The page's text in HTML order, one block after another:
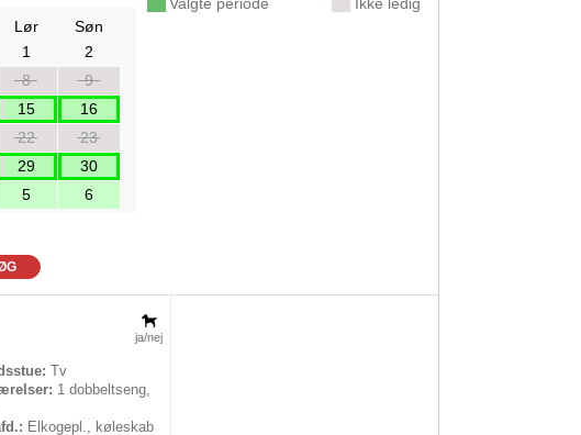
Lør
Søn
1
2
8
9
15
16
22
23
29
30
5 6
ja/nej
Tv
1 dobbeltseng,
Elkogepl., køleskab